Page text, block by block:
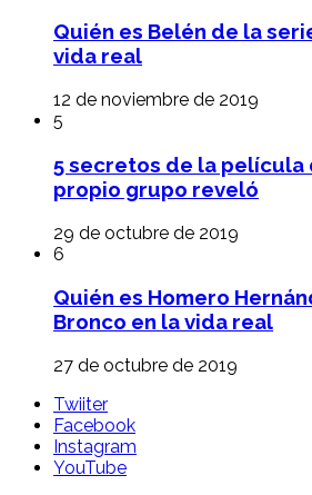
Quién es Belén de la
vida real
12 de noviembre de 2019
5
5 secretos de la película
propio grupo reveló
29 de octubre de 2019
6
Quién es Homero
Bronco en la vida real
27 de octubre de 2019
Twiiter
Facebook
Instagram
YouTube